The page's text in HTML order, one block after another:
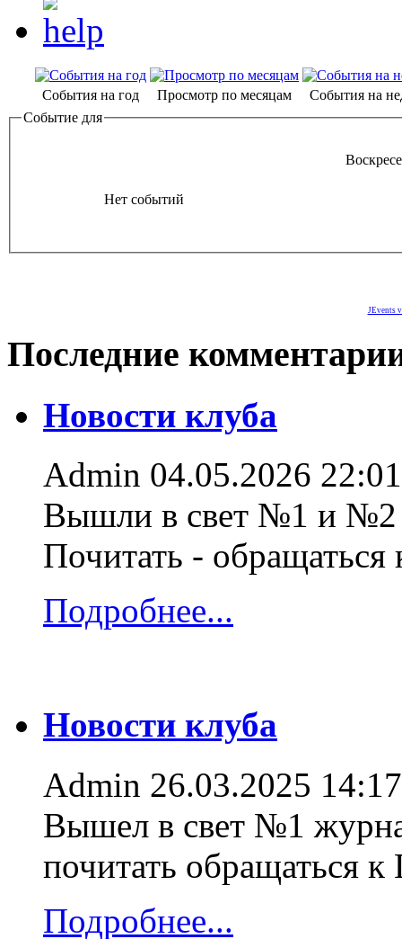
События на год Просмотр по месяцам
События на
Событие для
Нет событий
JEvents
Последние
Новости клуба
Admin 04.05.2026 22:01
Вышли в свет №1 и №2
Почитать -
Подробнее...
Новости клуба
Admin 26.03.2025 14:17
Вышел в свет №1
почитать обращаться
Подробнее...